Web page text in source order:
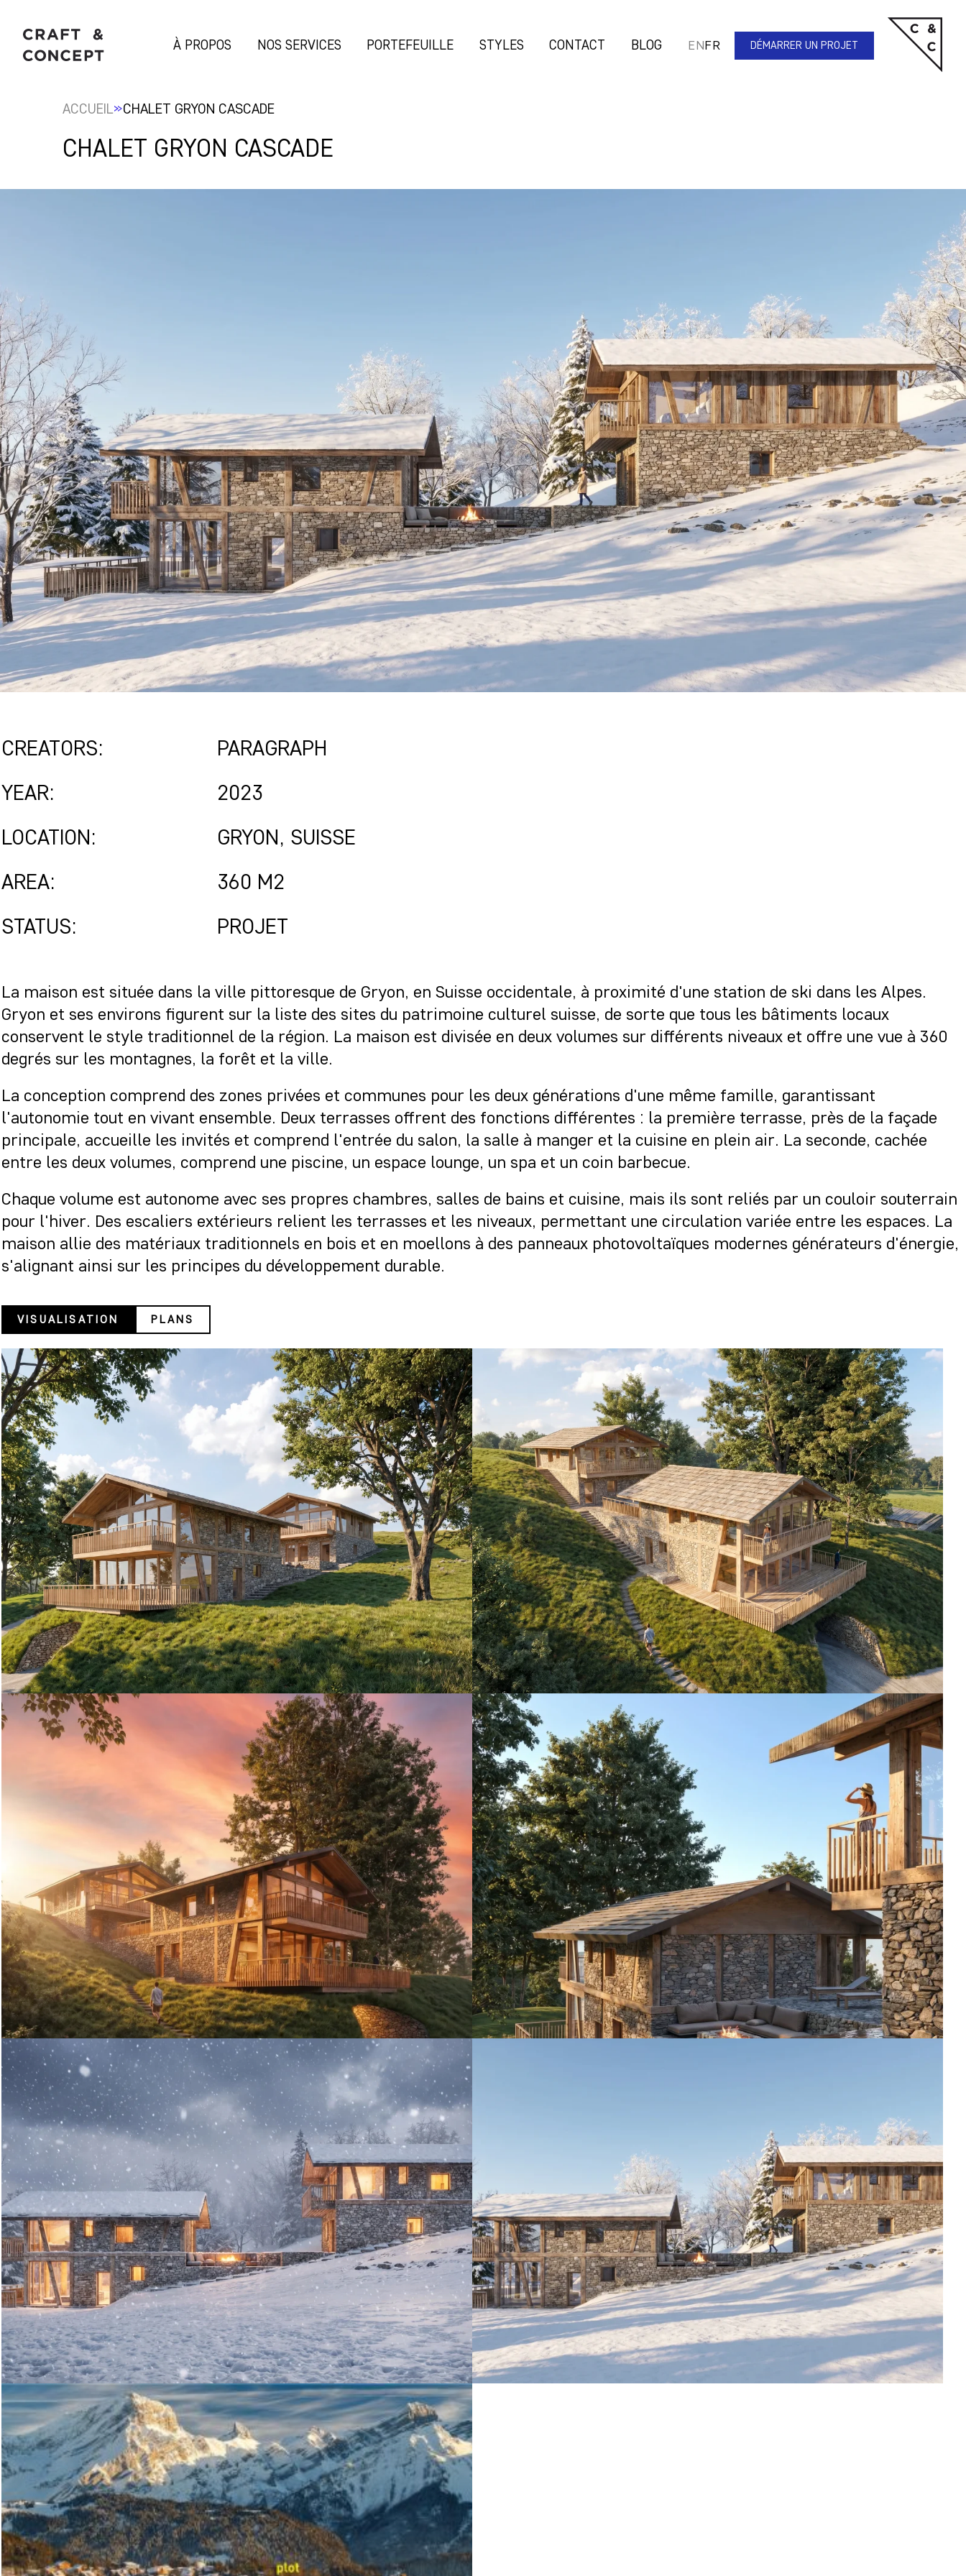
À PROPOS NOS SERVICES PORTEFEUILLE STYLES CONTACT BLOG ENFR DÉMARRER UN PROJET
ACCUEIL»CHALET GRYON CASCADE
CHALET GRYON CASCADE
CREATORS:
PARAGRAPH
YEAR:
2023
LOCATION:
GRYON, SUISSE
AREA:
360 M2
STATUS:
PROJET
La maison est située dans la ville pittoresque de Gryon, en Suisse occidentale, à proximité d'une station de ski dans les Alpes.
Gryon et ses environs figurent sur la liste des sites du patrimoine culturel suisse, de sorte que tous les bâtiments locaux
conservent le style traditionnel de la région. La maison est divisée en deux volumes sur différents niveaux et offre une vue à 360
degrés sur les montagnes, la forêt et la ville.
La conception comprend des zones privées et communes pour les deux générations d'une même famille, garantissant
l'autonomie tout en vivant ensemble. Deux terrasses offrent des fonctions différentes : la première terrasse, près de la façade
principale, accueille les invités et comprend l'entrée du salon, la salle à manger et la cuisine en plein air. La seconde, cachée
entre les deux volumes, comprend une piscine, un espace lounge, un spa et un coin barbecue.
Chaque volume est autonome avec ses propres chambres, salles de bains et cuisine, mais ils sont reliés par un couloir souterrain
pour l'hiver. Des escaliers extérieurs relient les terrasses et les niveaux, permettant une circulation variée entre les espaces. La
maison allie des matériaux traditionnels en bois et en moellons à des panneaux photovoltaïques modernes générateurs d'énergie,
s'alignant ainsi sur les principes du développement durable.
VISUALISATION PLANS